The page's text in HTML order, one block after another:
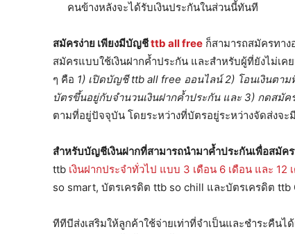
คนข้างหลังจะได้รับเงินประกันในส่วนนี้ทันที
สมัครง่าย เพียงมีบัญชีttb all free ก็สามารถสมัครทาง
สมัครแบบใช้เงินฝากค้ำประกัน และสำหรับผู้ที่ยังไม่
ๆ คือ 1) เปิดบัญชี ttb all free ออนไลน์ 2) โอนเงินตาม
บัตรขึ้นอยู่กับจำนวนเงินฝากค้ำประกัน และ 3) กดสมัค
ตามที่อยู่ปัจจุบัน โดยระหว่างที่บัตรอยู่ระหว่างจัดส่งจ
สำหรับบัญชีเงินฝากที่สามารถนำมาค้ำประกันเพื่อสมัค
ttb เงินฝากประจำทั่วไป แบบ 3 เดือน 6 เดือน และ 12
so smart, บัตรเครดิต ttb so chill และบัตรเครดิต ttb
ทีทีบีส่งเสริมให้ลูกค้าใช้จ่ายเท่าที่จำเป็นและชำระคืน